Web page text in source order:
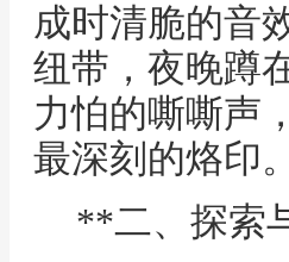
成时清脆的音
纽带，夜晚蹲
力怕的嘶嘶声
最深刻的烙印。
**二、探索